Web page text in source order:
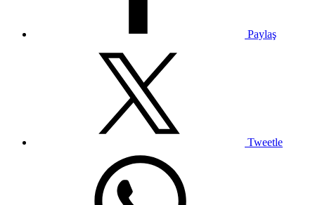
Paylaş
Tweetle